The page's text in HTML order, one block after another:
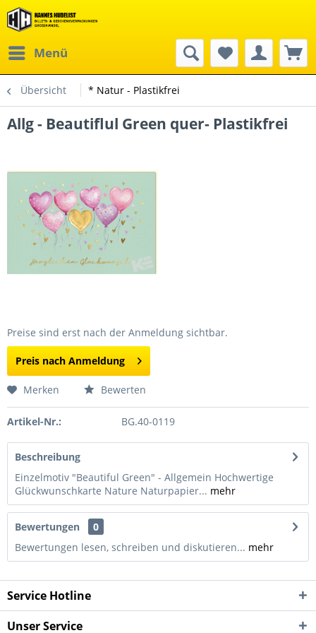
Menü
Übersicht * Natur - Plastikfrei
Allg - Beautiflul Green quer- Plastikfrei
Preise sind erst nach der Anmeldung sichtbar.
Preis nach Anmeldung
Merken Bewerten
Artikel-Nr.: BG.40-0119
Beschreibung
Einzelmotiv "Beautiful Green" - Allgemein Hochwertige
Glückwunschkarte Nature Naturpapier... mehr
Bewertungen
0
Bewertungen lesen, schreiben und diskutieren... mehr
Service Hotline
Unser Service